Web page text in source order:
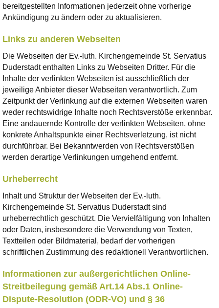
bereitgestellten Informationen jederzeit ohne vorherige
Ankündigung zu ändern oder zu aktualisieren.
Links zu anderen Webseiten
Die Webseiten der Ev.-luth. Kirchengemeinde St. Servatius
Duderstadt enthalten Links zu Webseiten Dritter. Für die
Inhalte der verlinkten Webseiten ist ausschließlich der
jeweilige Anbieter dieser Webseiten verantwortlich. Zum
Zeitpunkt der Verlinkung auf die externen Webseiten waren
weder rechtswidrige Inhalte noch Rechtsverstöße erkennbar.
Eine andauernde Kontrolle der verlinkten Webseiten, ohne
konkrete Anhaltspunkte einer Rechtsverletzung, ist nicht
durchführbar. Bei Bekanntwerden von Rechtsverstößen
werden derartige Verlinkungen umgehend entfernt.
Urheberrecht
Inhalt und Struktur der Webseiten der Ev.-luth.
Kirchengemeinde St. Servatius Duderstadt sind
urheberrechtlich geschützt. Die Vervielfältigung von Inhalten
oder Daten, insbesondere die Verwendung von Texten,
Textteilen oder Bildmaterial, bedarf der vorherigen
schriftlichen Zustimmung des redaktionell Verantwortlichen.
Informationen zur außergerichtlichen Online-
Streitbeilegung gemäß Art.14 Abs.1 Online-
Dispute-Resolution (ODR-VO) und § 36